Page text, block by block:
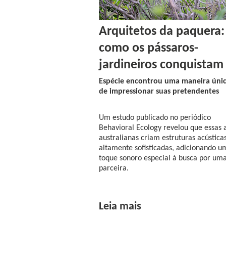
Arquitetos da paquera:
como os pássaros-
jardineiros conquistam
Espécie encontrou uma maneira
de impressionar suas pretendentes
Um estudo publicado no periódico
Behavioral Ecology revelou que essas
australianas criam estruturas
altamente sofisticadas, adicionando
toque sonoro especial à busca por
parceira.
Leia mais